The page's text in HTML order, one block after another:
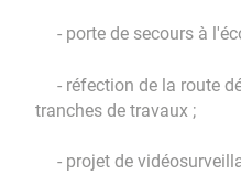
- porte de secours à
- réfection de la route
tranches de travaux ;
- projet de